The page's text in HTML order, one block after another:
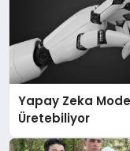
Yapay Zeka
Üretebiliyor